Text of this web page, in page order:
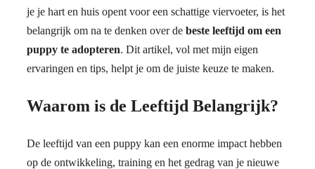
je je hart en huis opent voor een schattige viervoeter, is het
belangrijk om na te denken over de beste leeftijd om een
puppy te adopteren. Dit artikel, vol met mijn eigen
ervaringen en tips, helpt je om de juiste keuze te maken.
Waarom is de Leeftijd Belangrijk?
De leeftijd van een puppy kan een enorme impact hebben
op de ontwikkeling, training en het gedrag van je nieuwe